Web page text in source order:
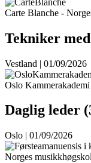
Carte Blanche -
Tekniker
Vestland | 01/09/2026
Oslo Kammerakademi
Daglig leder
Oslo | 01/09/2026
Norges